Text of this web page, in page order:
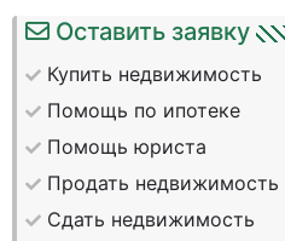
Оставить заявку
Купить недвижимость
Помощь по ипотеке
Помощь юриста
Продать недвижимость
Сдать недвижимость